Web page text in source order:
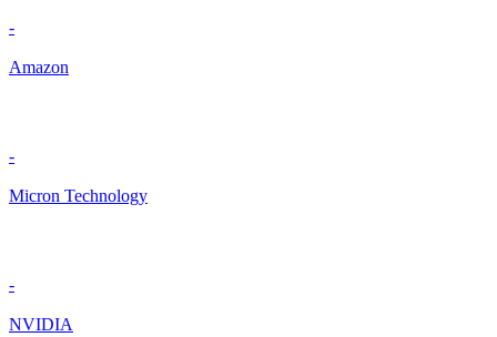
-
Amazon
-
Micron Technology
-
NVIDIA